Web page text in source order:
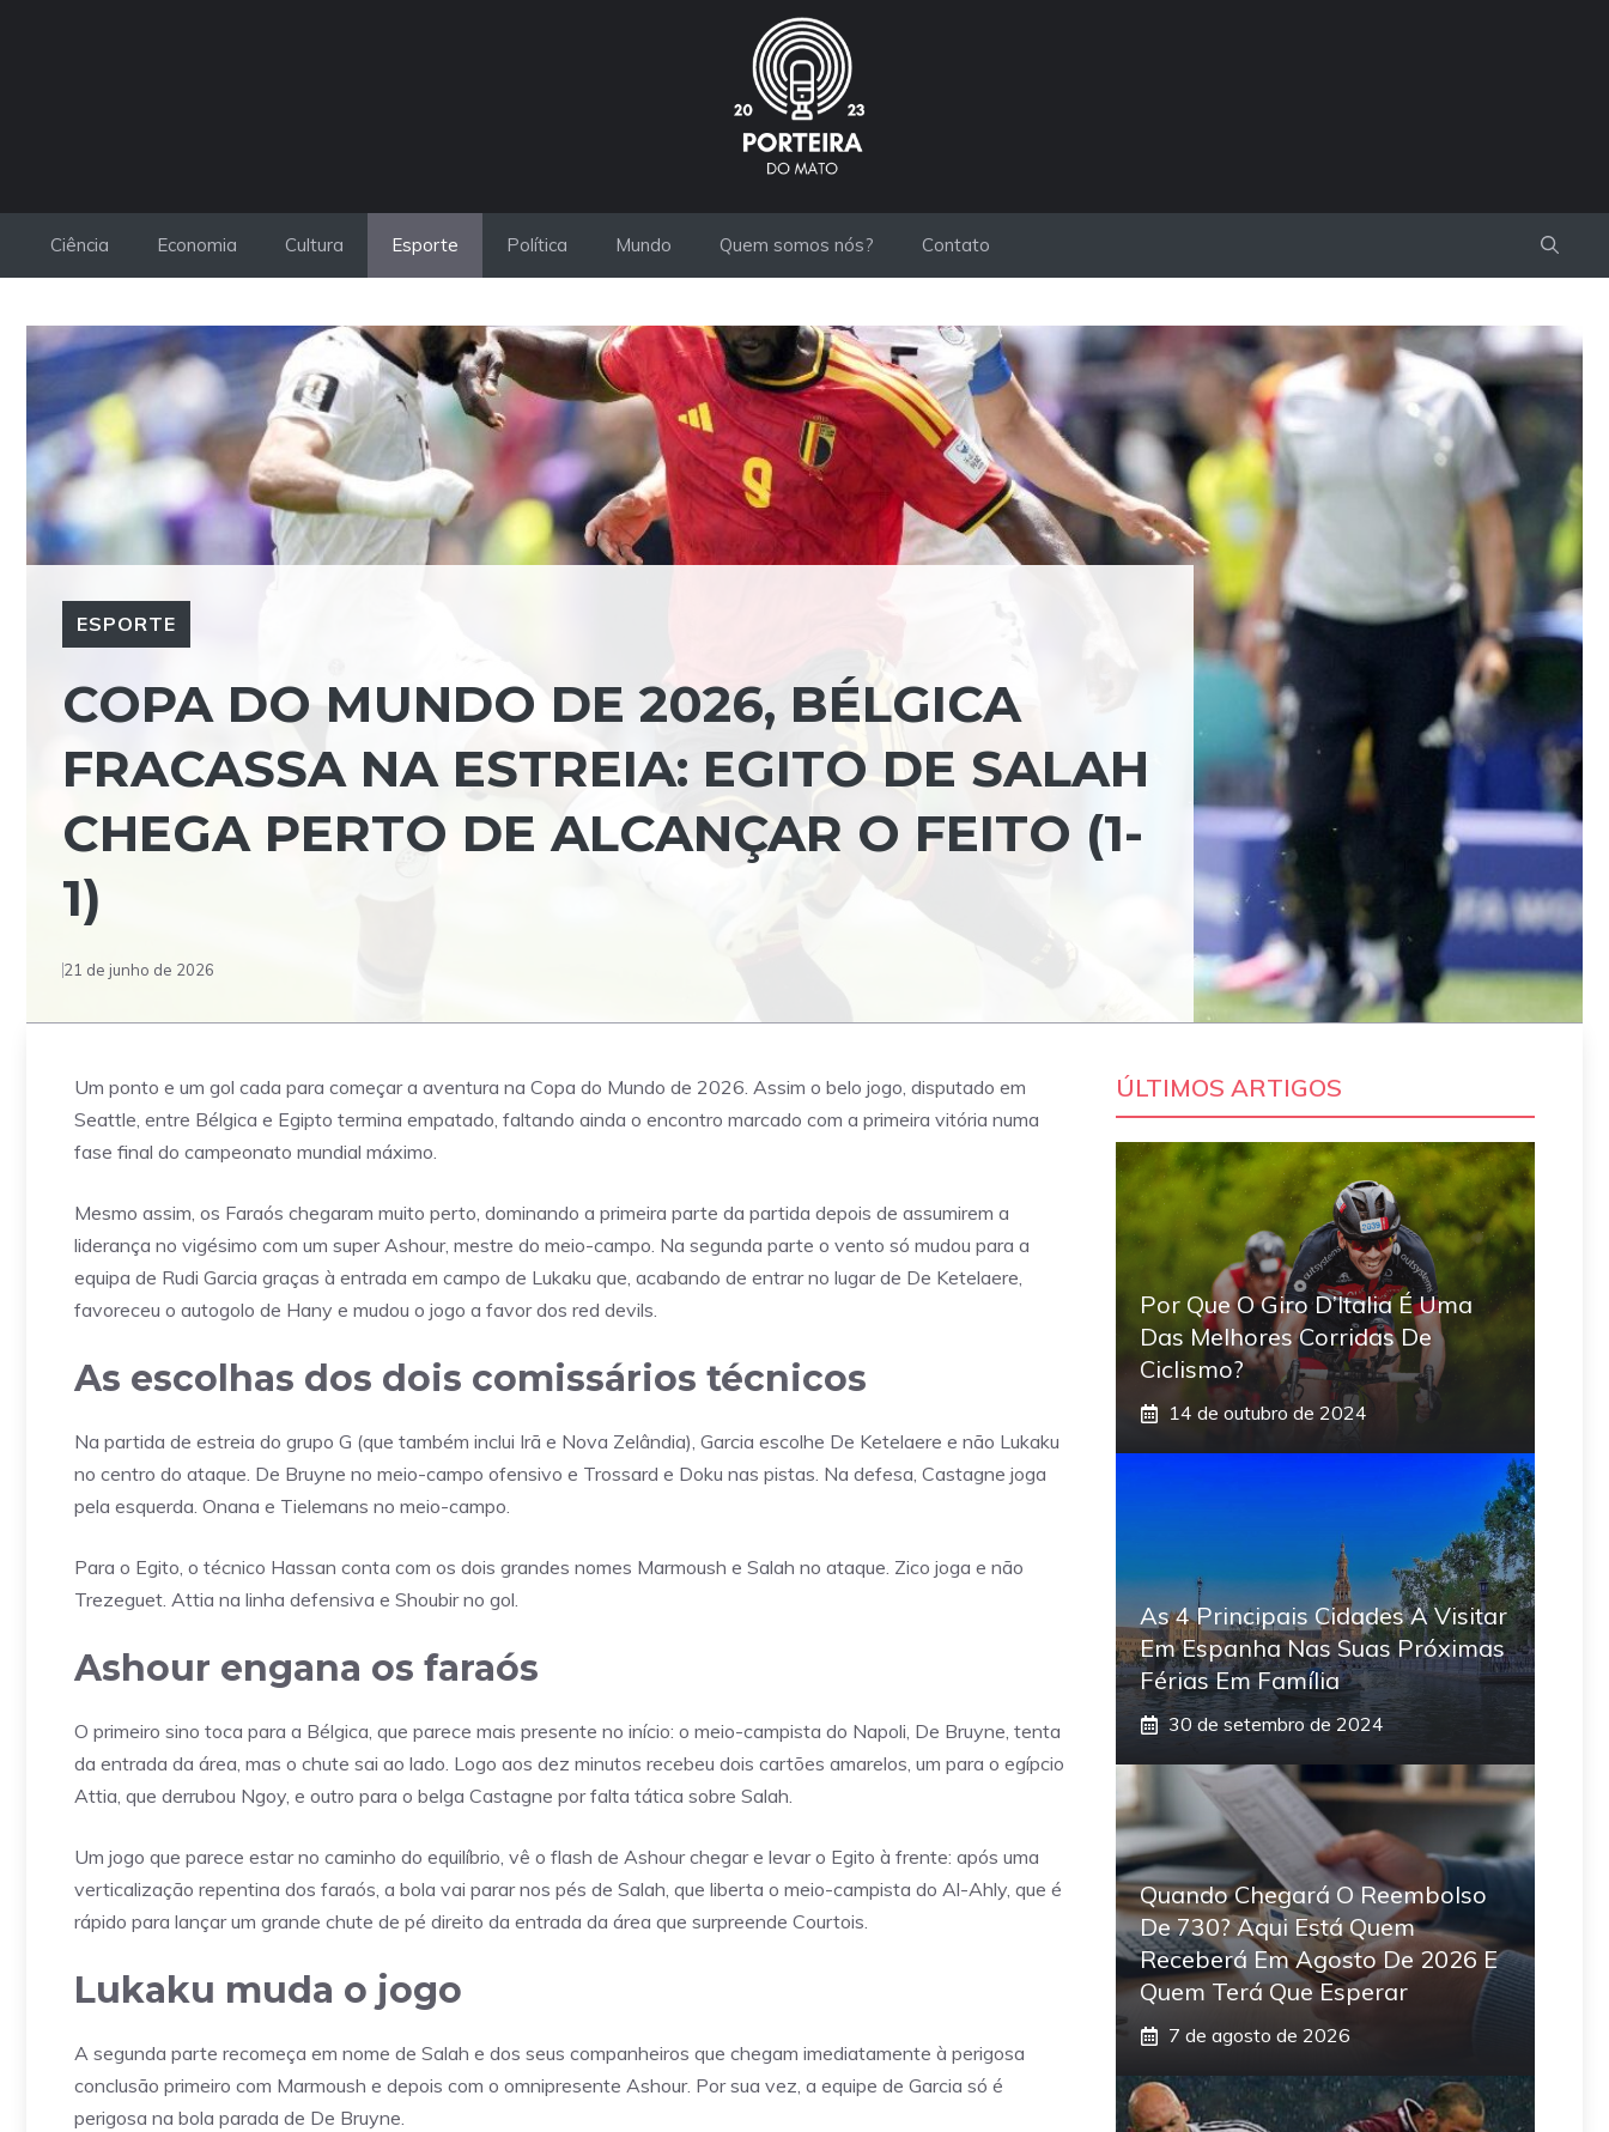
Ciência Economia Cultura Esporte Política Mundo Quem somos nós? Contato
ESPORTE
COPA DO MUNDO DE 2026, BÉLGICA
FRACASSA NA ESTREIA: EGITO DE SALAH
CHEGA PERTO DE ALCANÇAR O FEITO (1-
1)
21 de junho de 2026
Um ponto e um gol cada para começar a aventura na Copa do Mundo de 2026. Assim o belo jogo, disputado em
Seattle, entre Bélgica e Egipto termina empatado, faltando ainda o encontro marcado com a primeira vitória numa
fase final do campeonato mundial máximo.
Mesmo assim, os Faraós chegaram muito perto, dominando a primeira parte da partida depois de assumirem a
liderança no vigésimo com um super Ashour, mestre do meio-campo. Na segunda parte o vento só mudou para a
equipa de Rudi Garcia graças à entrada em campo de Lukaku que, acabando de entrar no lugar de De Ketelaere,
favoreceu o autogolo de Hany e mudou o jogo a favor dos red devils.
As escolhas dos dois comissários técnicos
Na partida de estreia do grupo G (que também inclui Irã e Nova Zelândia), Garcia escolhe De Ketelaere e não Lukaku
no centro do ataque. De Bruyne no meio-campo ofensivo e Trossard e Doku nas pistas. Na defesa, Castagne joga
pela esquerda. Onana e Tielemans no meio-campo.
Para o Egito, o técnico Hassan conta com os dois grandes nomes Marmoush e Salah no ataque. Zico joga e não
Trezeguet. Attia na linha defensiva e Shoubir no gol.
Ashour engana os faraós
O primeiro sino toca para a Bélgica, que parece mais presente no início: o meio-campista do Napoli, De Bruyne, tenta
da entrada da área, mas o chute sai ao lado. Logo aos dez minutos recebeu dois cartões amarelos, um para o egípcio
Attia, que derrubou Ngoy, e outro para o belga Castagne por falta tática sobre Salah.
Um jogo que parece estar no caminho do equilíbrio, vê o flash de Ashour chegar e levar o Egito à frente: após uma
verticalização repentina dos faraós, a bola vai parar nos pés de Salah, que liberta o meio-campista do Al-Ahly, que é
rápido para lançar um grande chute de pé direito da entrada da área que surpreende Courtois.
Lukaku muda o jogo
A segunda parte recomeça em nome de Salah e dos seus companheiros que chegam imediatamente à perigosa
conclusão primeiro com Marmoush e depois com o omnipresente Ashour. Por sua vez, a equipe de Garcia só é
perigosa na bola parada de De Bruyne.
ÚLTIMOS ARTIGOS
Por Que O Giro D’Italia É Uma
Das Melhores Corridas De
Ciclismo?
14 de outubro de 2024
As 4 Principais Cidades A Visitar
Em Espanha Nas Suas Próximas
Férias Em Família
30 de setembro de 2024
Quando Chegará O Reembolso
De 730? Aqui Está Quem
Receberá Em Agosto De 2026 E
Quem Terá Que Esperar
7 de agosto de 2026